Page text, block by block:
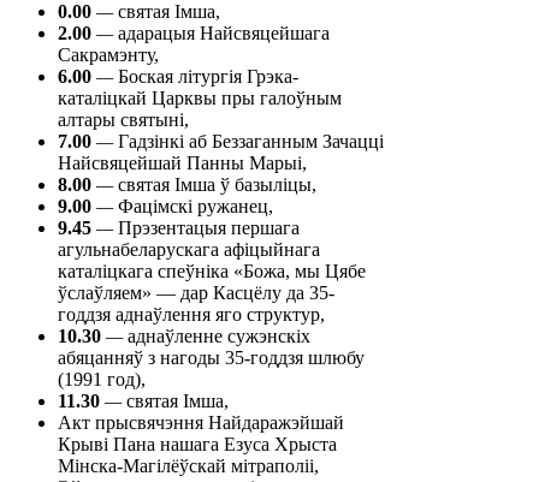
0.00 —святая Імша,
2.00 —адарацыя Найсвяцейшага
Сакрамэнту,
6.00 —Боская літургія Грэка-
каталіцкай Царквы пры галоўным
алтары святыні,
7.00 —Гадзінкі аб Беззаганным Зачацці
Найсвяцейшай Панны Марыі,
8.00 —святая Імша ў базыліцы,
9.00 —Фацімскі ружанец,
9.45 —Прэзентацыя першага
агульнабеларускага афіцыйнага
каталіцкага спеўніка «Божа, мы Цябе
ўслаўляем» — дар Касцёлу да 35-
годдзя аднаўлення яго структур,
10.30 —аднаўленне сужэнскіх
абяцанняў з нагоды 35-годдзя шлюбу
(1991 год),
11.30 —святая Імша,
Акт прысвячэння Найдаражэйшай
Крыві Пана нашага Езуса Хрыста
Мінска-Магілёўскай мітраполіі,